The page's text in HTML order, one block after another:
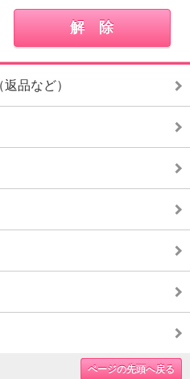
品など）
ページの先頭へ戻る